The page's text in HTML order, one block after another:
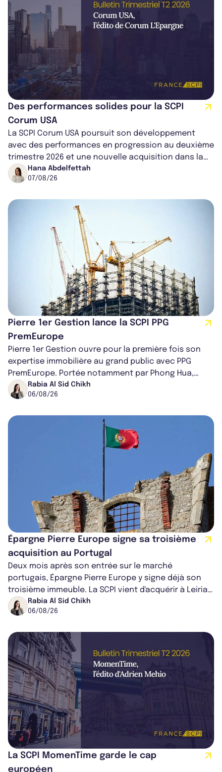
Des performances solides pour la SCPI
Corum USA
La SCPI Corum USA poursuit son développement
avec des performances en progression au deuxième
trimestre 2026 et une nouvelle acquisition dans la
région de Chicago. Entre hausse de...
Hana Abdelfettah
07/08/26
Pierre 1er Gestion lance la SCPI PPG
PremEurope
Pierre 1er Gestion ouvre pour la première fois son
expertise immobilière au grand public avec PPG
PremEurope. Portée notamment par Phong Hua,
ancien directeur des investissements d...
Rabia Al Sid Chikh
06/08/26
Épargne Pierre Europe signe sa troisième
acquisition au Portugal
Deux mois après son entrée sur le marché
portugais, Épargne Pierre Europe y signe déjà son
troisième immeuble. La SCPI vient d'acquérir à Leiria,
dans le centre du pays, un établis...
Rabia Al Sid Chikh
06/08/26
La SCPI MomenTime garde le cap
européen